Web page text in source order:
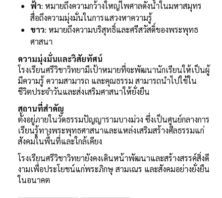
ฟ้า: หมายถึงความกว้างใหญ่ไพศาลดังน้ำในมหาสมุทร
สื่อถึงความมุ่งมั่นในการแสวงหาความรู้
ขาว: หมายถึงความบริสุทธิ์และศรีสวัสดิ์ของพระพุทธ
ศาสนา
ความมุ่งมั่นและวิสัยทัศน์
โรงเรียนศรีวิชาวิทยามีเป้าหมายที่จะพัฒนานักเรียนให้เป็นผู้
มีความรู้ ความสามารถ และคุณธรรม สามารถนำไปใช้ใน
ชีวิตประจำวันและส่งเสริมศาสนาให้ยั่งยืน
สถานที่สำคัญ
ตั้งอยู่ภายในวัดธรรมปัญญารามบางม่วง ซึ่งเป็นศูนย์กลางการ
เรียนรู้ทางพระพุทธศาสนาและแหล่งเสริมสร้างศีลธรรมแก่
สังคมในพื้นที่และใกล้เคียง
โรงเรียนศรีวิชาวิทยายังคงเดินหน้าพัฒนาและสร้างสรรค์สิ่งดี
งามเพื่อประโยชน์แก่พระภิกษุ สามเณร และสังคมอย่างยั่งยืน
ในอนาคต